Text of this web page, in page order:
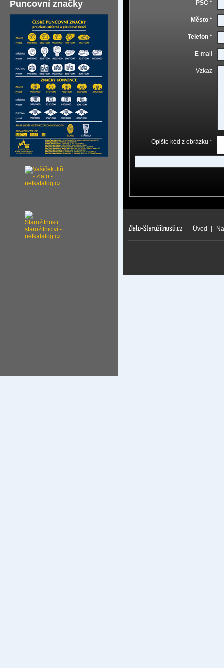
Puncovní značky PSČ *
Město *
Telefon *
E-mail
Vzkaz
Opište kód z obrázku *
Úvod